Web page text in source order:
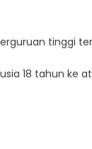
tinggi
18 tahun ke